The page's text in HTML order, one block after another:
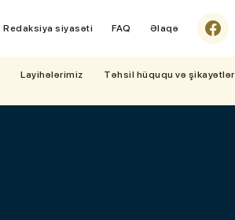
Redaksiya siyasəti FAQ Əlaqə
Layihələrimiz
Təhsil hüququ və şikayətlər